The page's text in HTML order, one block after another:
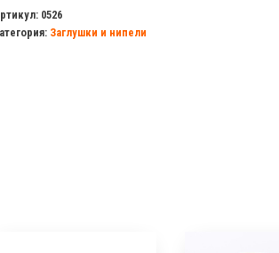
0526
Заглушки и нипели